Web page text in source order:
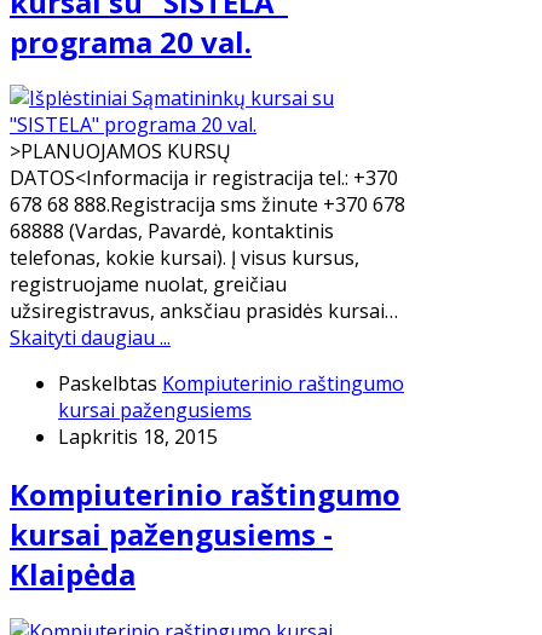
programa 20 val.
>PLANUOJAMOS KURSŲ
DATOS<Informacija ir registracija tel.: +370
678 68 888.Registracija sms žinute +370 678
68888 (Vardas, Pavardė, kontaktinis
telefonas, kokie kursai). Į visus kursus,
registruojame nuolat, greičiau
užsiregistravus, anksčiau prasidės kursai…
Skaityti daugiau ...
Paskelbtas Kompiuterinio raštingumo
kursai pažengusiems
Lapkritis 18, 2015
Kompiuterinio raštingumo
kursai pažengusiems -
Klaipėda